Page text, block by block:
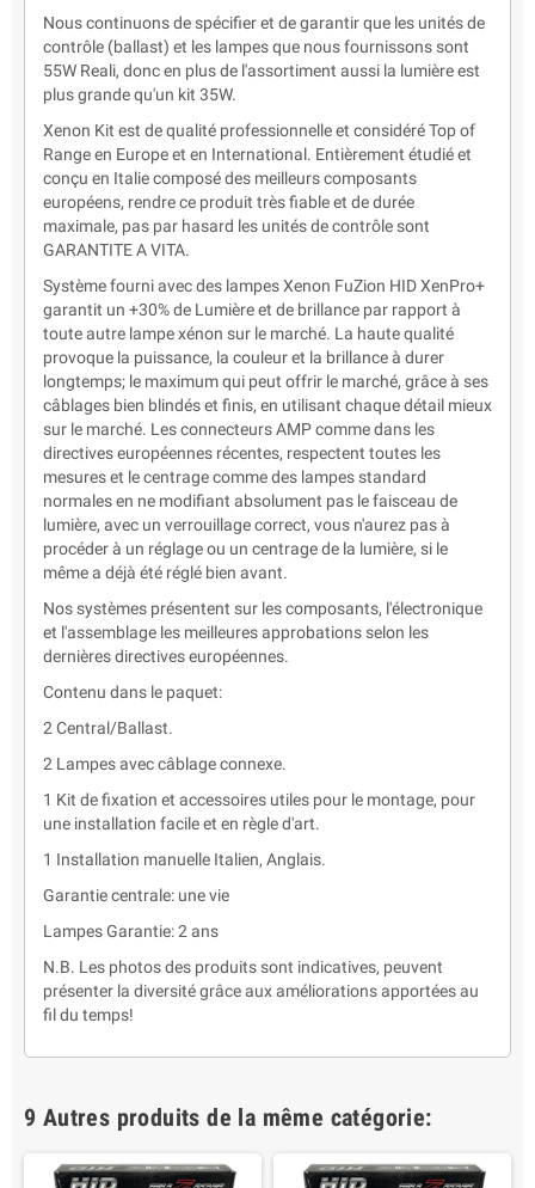
Nous continuons de spécifier et de garantir que les unités de
contrôle (ballast) et les lampes que nous fournissons sont
55W Reali, donc en plus de l'assortiment aussi la lumière est
plus grande qu'un kit 35W.
Xenon Kit est de qualité professionnelle et considéré Top of
Range en Europe et en International. Entièrement étudié et
conçu en Italie composé des meilleurs composants
européens, rendre ce produit très fiable et de durée
maximale, pas par hasard les unités de contrôle sont
GARANTITE A VITA.
Système fourni avec des lampes Xenon FuZion HID XenPro+
garantit un +30% de Lumière et de brillance par rapport à
toute autre lampe xénon sur le marché. La haute qualité
provoque la puissance, la couleur et la brillance à durer
longtemps; le maximum qui peut offrir le marché, grâce à ses
câblages bien blindés et finis, en utilisant chaque détail mieux
sur le marché. Les connecteurs AMP comme dans les
directives européennes récentes, respectent toutes les
mesures et le centrage comme des lampes standard
normales en ne modifiant absolument pas le faisceau de
lumière, avec un verrouillage correct, vous n'aurez pas à
procéder à un réglage ou un centrage de la lumière, si le
même a déjà été réglé bien avant.
Nos systèmes présentent sur les composants, l'électronique
et l'assemblage les meilleures approbations selon les
dernières directives européennes.
Contenu dans le paquet:
2 Central/Ballast.
2 Lampes avec câblage connexe.
1 Kit de fixation et accessoires utiles pour le montage, pour
une installation facile et en règle d'art.
1 Installation manuelle Italien, Anglais.
Garantie centrale: une vie
Lampes Garantie: 2 ans
N.B. Les photos des produits sont indicatives, peuvent
présenter la diversité grâce aux améliorations apportées au
fil du temps!
9 Autres produits de la même catégorie: